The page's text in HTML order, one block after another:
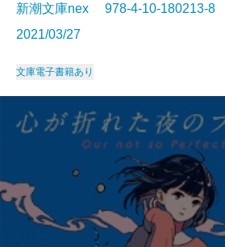
新潮文庫nex 978-4-10-180213-
2021/03/27
文庫電子書籍あり